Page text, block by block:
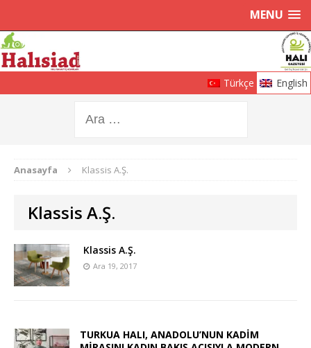
MENU
Türkçe English
Anasayfa Klassis A.Ş.
Klassis A.Ş.
Klassis A.Ş.
Ara 19, 2017
TURKUA HALI, ANADOLU’NUN KADİM